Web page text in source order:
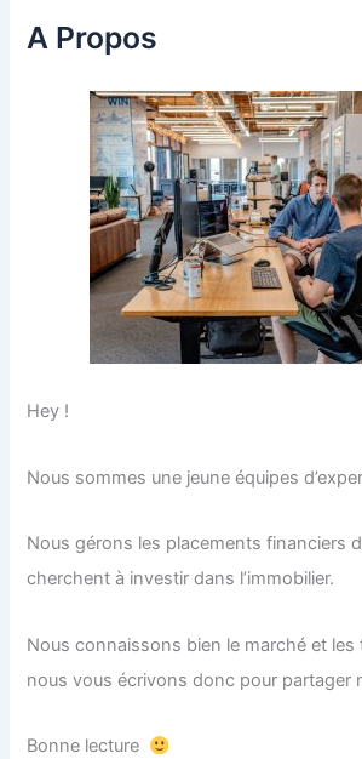
A Propos
Hey !
Nous sommes une jeune équipes
Nous gérons les placements financiers
cherchent à investir dans l’immobilier.
Nous connaissons bien le marché et les
nous vous écrivons donc pour partager
Bonne lecture